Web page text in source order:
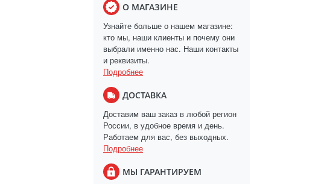
О МАГАЗИНЕ
Узнайте больше о нашем магазине:
кто мы, наши клиенты и почему они
выбрали именно нас. Наши контакты
и реквизиты.
Подробнее
ДОСТАВКА
Доставим ваш заказ в любой регион
России, в удобное время и день.
Работаем для вас, без выходных.
Подробнее
МЫ ГАРАНТИРУЕМ